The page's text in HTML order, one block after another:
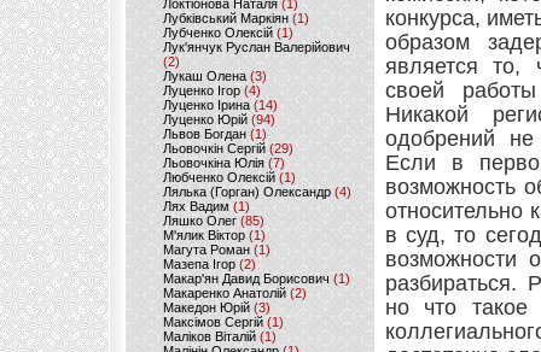
Локтіонова Наталя (1)
Лубківський Маркіян(1)
Лубченко Олексій (1)
Лук'янчук Руслан Валерійович
(2)
Лукаш Олена (3)
Луценко Ігор (4)
Луценко Ірина (14)
Луценко Юрій (94)
Львов Богдан (1)
Льовочкін Сергій (29)
Льовочкіна Юлія(7)
Любченко Олексій(1)
Лялька (Горган) Олександр(4)
Лях Вадим (1)
Ляшко Олег (85)
М'ялик Віктор(1)
Магута Роман(1)
Мазепа Ігор (2)
Макар'ян Давид Борисович(1)
Макаренко Анатолій (2)
Македон Юрій(3)
Максімов Сергій (1)
Маліков Віталій (1)
конкурса,
образом
является то,
своей
Никакой
одобрений
Если в
возможность
относительно
в суд, то
возможности
разбираться.
но что такое